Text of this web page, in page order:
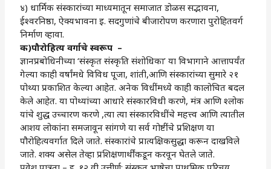
४) धार्मिक संस्कारांच्या माध्यमातून समाजात डोळस सद्भावना,
ईश्‍वरनिष्ठा, ऐक्यभावना इ. सदगुणांचे बीजारोपण करणारा पुरोहितवर्ग
निर्माण व्हावा.
क)पौरोहित्य वर्गाचे स्वरूप –
ज्ञानप्रबोधिनीच्या ‘संस्कृत संस्कृति संशोधिका’ या विभागाने आत्तापर्यंत
गेल्या काही वर्षांमधे विविध पूजा, शांती,आणि संस्कारांच्या सुमारे २१
पोथ्या प्रकाशित केल्या आहेत. अनेक विधींमध्ये काही कालोचित बदल
केले आहेत. या पोथ्यांच्या आधारे संस्कारविधी करणे, मंत्र आणि श्‍लोक
यांचे शुद्ध उच्चारण करणे ,त्या त्या संस्कारविधींचे महत्त्व आणि त्यातील
आशय लोकांना समजावून सांगणे या सर्व गोष्टींचे प्रशिक्षण या
पौरोहित्यवर्गात दिले जाते. संस्कारांचे प्रात्यक्षिकसुद्धा करून दाखविले
जाते. शक्य असेल तेव्हा प्रशिक्षणार्थींकडून करवून घेतले जाते.